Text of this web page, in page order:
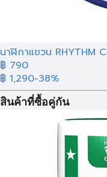
นาฬิกาแขวน RHYTHM
฿ 790
฿ 1,290-38%
สินค้าที่ซื้อคู่กัน